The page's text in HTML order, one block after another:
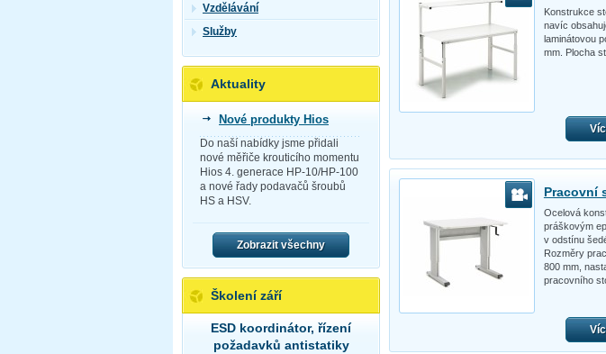
Konstrukce
navíc
laminátovou
mm. Plocha
Pracovní
Ocelová
práškovým
v odstínu
Rozměry
800 mm,
pracovního
Vzdělávání
Služby
Aktuality
Nové produkty Hios
Do naší nabídky jsme přidali
nové měřiče krouticího momentu
Hios 4. generace HP-10/HP-100
a nové řady podavačů šroubů
HS a HSV.
Zobrazit všechny
Školení září
ESD koordinátor, řízení
požadavků antistatiky